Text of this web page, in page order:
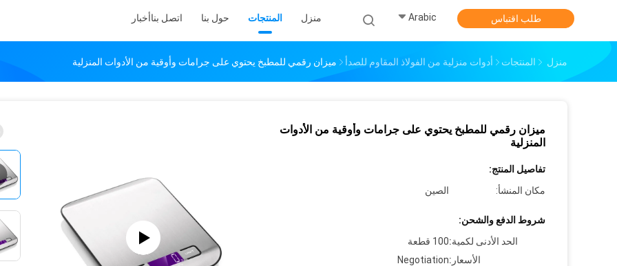
منزل المنتجات حول بنا اتصل بناأخبار Arabic طلب اقتباس
منزل المنتجات أدوات منزلية من الفولاذ المقاوم للصدأ ميزان رقمي للمطبخ يحتوي على جرامات وأوقية من الأدوات المنزلية
ميزان رقمي للمطبخ يحتوي على جرامات وأوقية من الأدوات
المنزلية
تفاصيل المنتج:
مكان المنشأ:
الصين
شروط الدفع والشحن:
الحد الأدنى لكمية:100 قطعة
الأسعار:Negotiation